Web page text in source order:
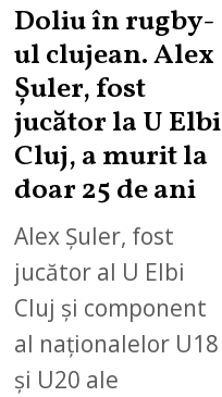
Doliu în rugby-
ul clujean. Alex
Șuler, fost
jucător la U Elbi
Cluj, a murit la
doar 25 de ani
Alex Șuler, fost
jucător al U Elbi
Cluj și component
al naționalelor U18
și U20 ale